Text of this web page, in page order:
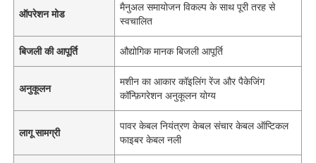
ऑपरेशन मोड
मैनुअल समायोजन विकल्प के साथ पूरी तरह से
स्वचालित
बिजली की आपूर्ति औद्योगिक मानक बिजली आपूर्ति
अनुकूलन
मशीन का आकार कॉइलिंग रेंज और पैकेजिंग
कॉन्फ़िगरेशन अनुकूलन योग्य
लागू सामग्री
पावर केबल नियंत्रण केबल संचार केबल ऑप्टिकल
फाइबर केबल नली